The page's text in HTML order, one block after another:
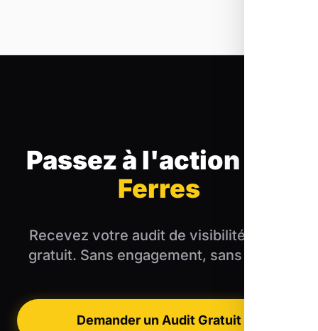
Passez à l'action
Ferres
Recevez votre audit de visibilité locale
gratuit. Sans engagement, sans blabla.
Demander un Audit Gratuit